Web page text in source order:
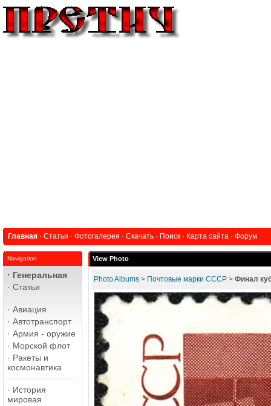
Главная · Статьи · Фотогалерея · Скачать · Поиск · Карта сайта · Форум
Navigation
· Генеральная
· Статьи
· Авиация
· Автотранспорт
· Армия - оружие
· Морской флот
· Ракеты и
космонавтика
· История
мировая
View Photo
Photo Albums > Почтовые марки СССР > Финал